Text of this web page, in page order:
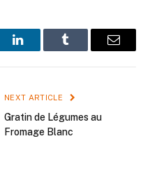
LinkedInTumblr Email
NEXT ARTICLE
Gratin de Légumes au
Fromage Blanc